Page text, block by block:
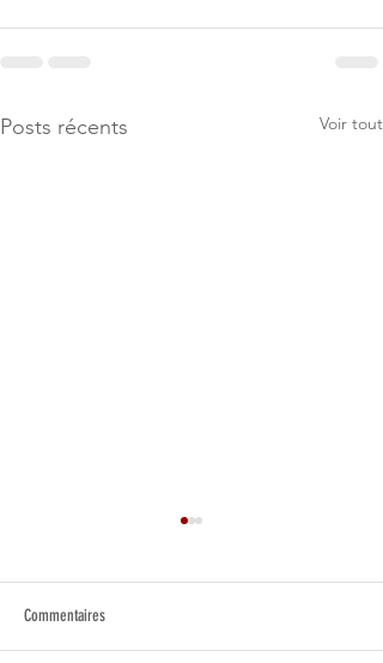
Posts récents Voir tout
Commentaires